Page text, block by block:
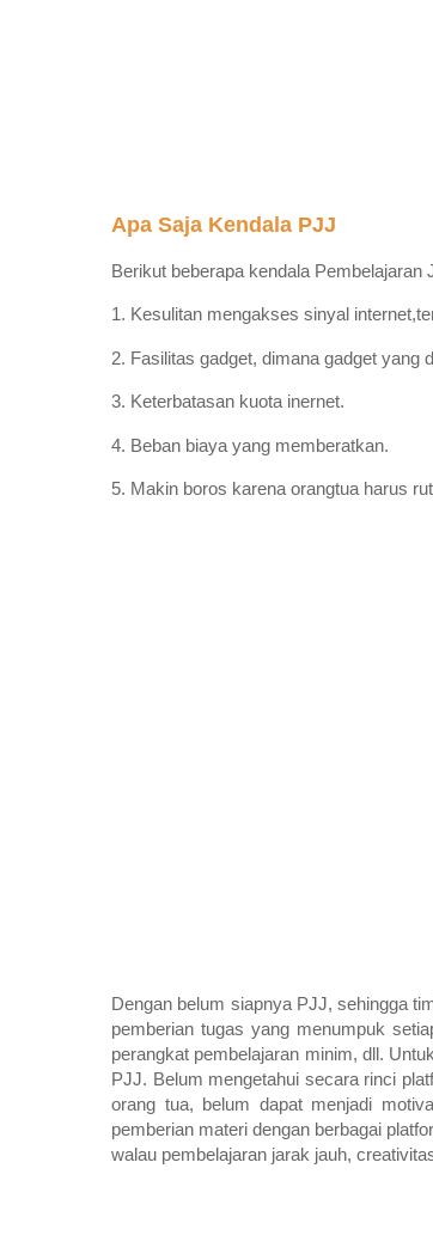
Apa Saja Kendala PJJ
Berikut beberapa kendala Pembelajaran
1. Kesulitan mengakses sinyal
2. Fasilitas gadget, dimana gadget
3. Keterbatasan kuota inernet.
4. Beban biaya yang memberatkan.
5. Makin boros karena orangtua harus
Dengan belum siapnya PJJ, sehingga
pemberian tugas yang menumpuk
perangkat pembelajaran minim, dll.
PJJ. Belum mengetahui secara rinci
orang tua, belum dapat menjadi
pemberian materi dengan berbagai
walau pembelajaran jarak jauh,